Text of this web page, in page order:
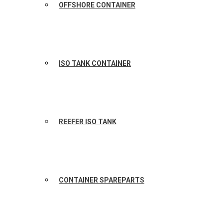
OFFSHORE CONTAINER
ISO TANK CONTAINER
REEFER ISO TANK
CONTAINER SPAREPARTS